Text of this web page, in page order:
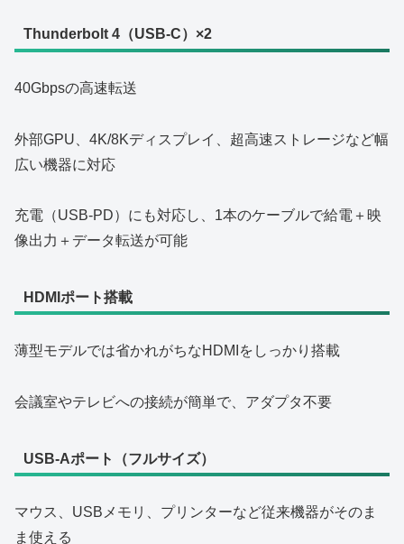
Thunderbolt 4（USB‑C）×2
40Gbpsの高速転送
外部GPU、4K/8Kディスプレイ、超高速ストレージなど幅
広い機器に対応
充電（USB‑PD）にも対応し、1本のケーブルで給電＋映
像出力＋データ転送が可能
HDMIポート搭載
薄型モデルでは省かれがちなHDMIをしっかり搭載
会議室やテレビへの接続が簡単で、アダプタ不要
USB‑Aポート（フルサイズ）
マウス、USBメモリ、プリンターなど従来機器がそのま
ま使える